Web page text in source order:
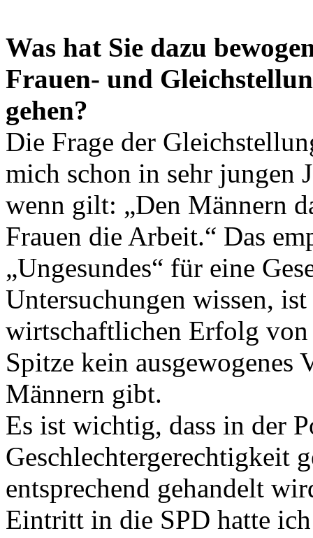
Was hat Sie dazu
Frauen- und
gehen?
Die Frage der
mich schon in sehr jungen
wenn gilt: „Den Männern
Frauen die Arbeit.“ Das
„Ungesundes“ für eine
Untersuchungen wissen,
wirtschaftlichen Erfolg von
Spitze kein ausgewogenes
Männern gibt.
Es ist wichtig, dass in der
Geschlechtergerechtigkeit
entsprechend gehandelt
Eintritt in die SPD hatte